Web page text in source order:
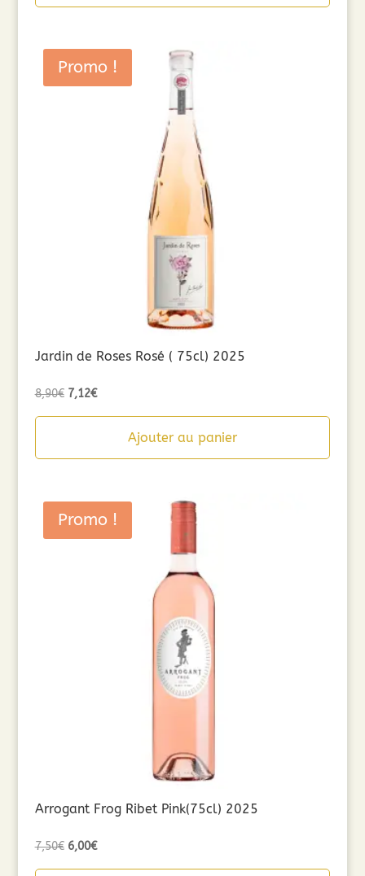
Promo !
Jardin de Roses Rosé ( 75cl) 2025
8,90€ Le
7,12€Le
Ajouter au panier
Promo !
Arrogant Frog Ribet Pink(75cl) 2025
7,50€ Le
6,00€Le